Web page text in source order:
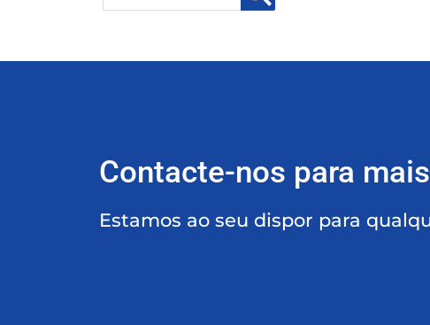
Contacte-nos para
Estamos ao seu dispor para